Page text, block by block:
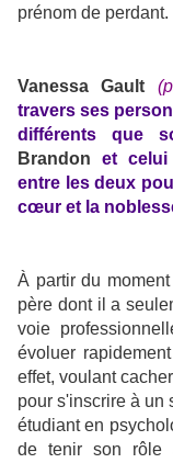
prénom de perdant.
Vanessa Gault
travers ses
différents que
Brandon et celui
entre les deux
cœur et la
À partir du
père dont il a
voie
évoluer
effet, voulant
pour s'inscrire à un
étudiant en
de tenir son rôle